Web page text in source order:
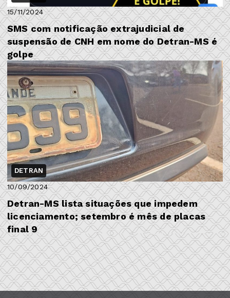
15/11/2024
SMS com notificação extrajudicial de
suspensão de CNH em nome do Detran-MS é
golpe
DETRAN
10/09/2024
Detran-MS lista situações que impedem
licenciamento; setembro é mês de placas
final 9